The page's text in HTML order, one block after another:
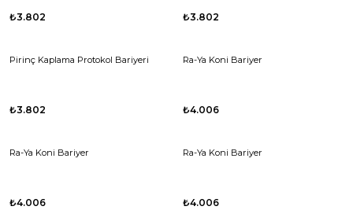
₺3.802 ₺3.802
Pirinç Kaplama Protokol Bariyeri
₺3.802
Ra-Ya Koni Bariyer
₺4.006
Ra-Ya Koni Bariyer
₺4.006
Ra-Ya Koni Bariyer
₺4.006